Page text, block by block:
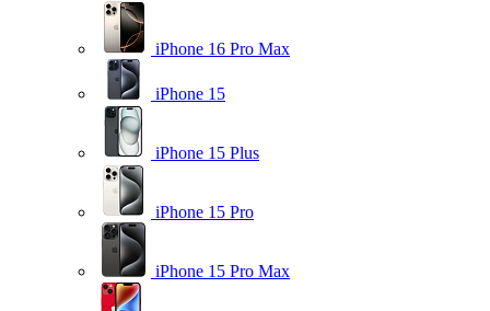
iPhone 16 Pro Max
iPhone 15
iPhone 15 Plus
iPhone 15 Pro
iPhone 15 Pro Max